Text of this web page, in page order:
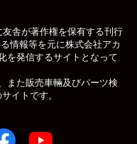
舎が著作権を保有する刊行
情報等を元に株式会社アカ
を発信するサイトとなって
また販売車輛及びパーツ検
イトです。